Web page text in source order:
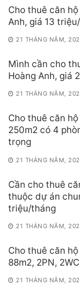
Cho thuê căn
Anh, giá 13
21 THÁNG NĂM,
Mình cần cho
Hoàng Anh, giá
21 THÁNG NĂM,
Cho thuê căn
250m2 có 4
trọng
21 THÁNG NĂM,
Cần cho thuê
thuộc dự án
triệu/tháng
21 THÁNG NĂM,
Cho thuê căn
88m2, 2PN,
21 THÁNG NĂM,